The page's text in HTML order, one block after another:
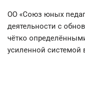
ОО «Союз юных
деятельности с
чётко
усиленной системой